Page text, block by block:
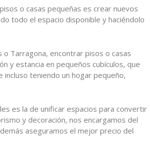
o casas pequeñas es crear nuevos
todo el espacio disponible y haciéndolo
Tarragona, encontrar pisos o casas
y estancia en pequeños cubículos, que
incluso teniendo un hogar pequeño,
es la de unificar espacios para convertir
y decoración, nos encargamos del
aseguramos el mejor precio del